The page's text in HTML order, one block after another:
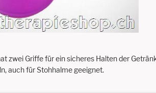
zwei Griffe für ein sicheres Halten der
auch für Stohhalme geeignet.